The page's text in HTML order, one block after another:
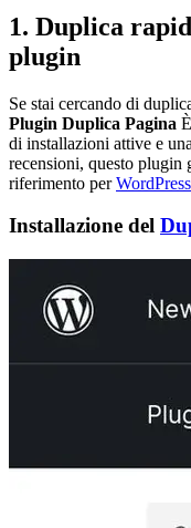
1. Duplica
plugin
Se stai cercando di
Plugin Duplica Pagina
di installazioni attive e
recensioni, questo plugin
riferimento perWordPress
Installazione del